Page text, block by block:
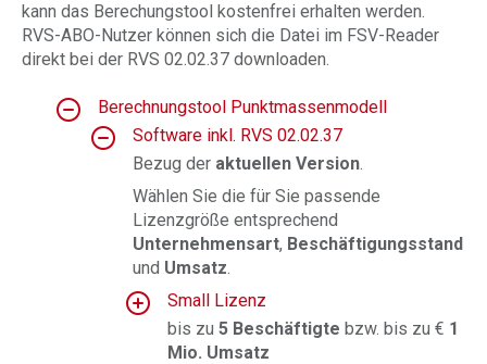
kann das Berechungstool kostenfrei erhalten werden.
RVS-ABO-Nutzer können sich die Datei im FSV-Reader
direkt bei der RVS 02.02.37 downloaden.
Berechnungstool Punktmassenmodell
Software inkl. RVS 02.02.37
Bezug der aktuellen Version.
Wählen Sie die für Sie passende
Lizenzgröße entsprechend
Unternehmensart, Beschäftigungsstand
und Umsatz.
Small Lizenz
bis zu5 Beschäftigtebzw. bis zu € 1
Mio. Umsatz